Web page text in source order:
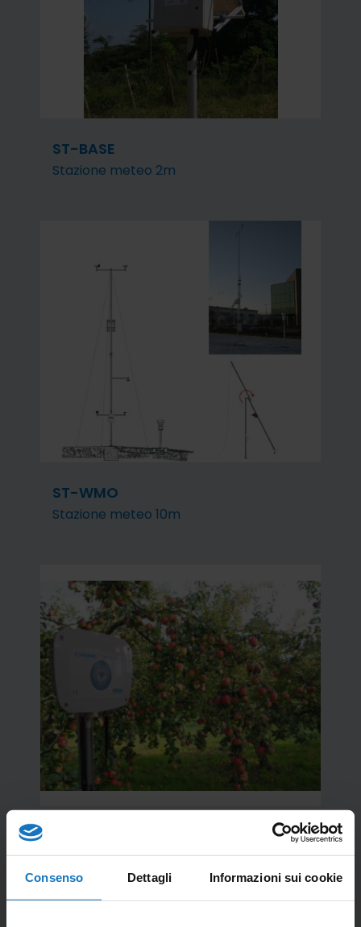
Consenso Dettagli Informazioni sui cookie
ST-BASE
Stazione meteo 2m
ST-WMO
Stazione meteo 10m
Centralina per allerta gelate tardive
nelle piante da frutto